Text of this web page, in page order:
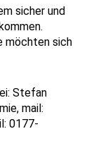
sicher und
möchten sich
Stefan
mail:
0177-